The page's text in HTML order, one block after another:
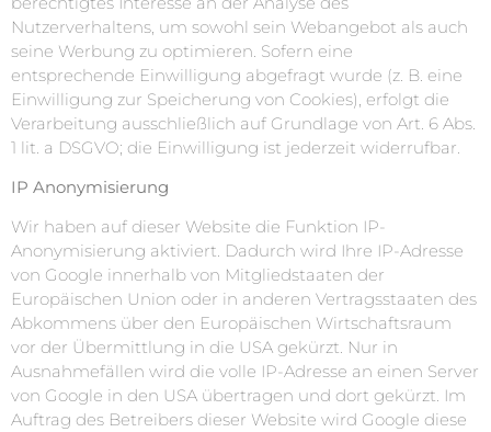
Nutzerverhaltens, um sowohl sein Webangebot als auch
seine Werbung zu optimieren. Sofern eine
entsprechende Einwilligung abgefragt wurde (z. B. eine
Einwilligung zur Speicherung von Cookies), erfolgt die
Verarbeitung ausschließlich auf Grundlage von Art. 6 Abs.
1 lit. a DSGVO; die Einwilligung ist jederzeit widerrufbar.
IP Anonymisierung
Wir haben auf dieser Website die Funktion IP-
Anonymisierung aktiviert. Dadurch wird Ihre IP-Adresse
von Google innerhalb von Mitgliedstaaten der
Europäischen Union oder in anderen Vertragsstaaten des
Abkommens über den Europäischen Wirtschaftsraum
vor der Übermittlung in die USA gekürzt. Nur in
Ausnahmefällen wird die volle IP-Adresse an einen Server
von Google in den USA übertragen und dort gekürzt. Im
Auftrag des Betreibers dieser Website wird Google diese